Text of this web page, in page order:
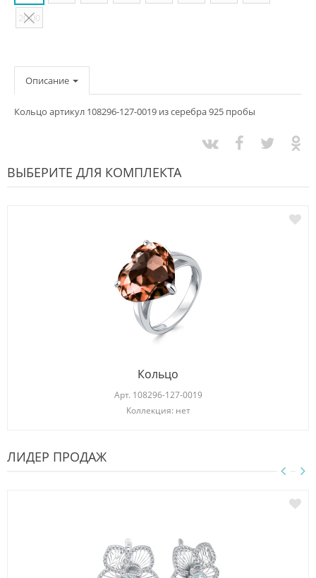
20,00
Описание
Кольцо артикул 108296-127-0019 из серебра 925 пробы
ВЫБЕРИТЕ ДЛЯ КОМПЛЕКТА
Кольцо
Арт. 108296-127-0019
Коллекция: нет
ЛИДЕР ПРОДАЖ